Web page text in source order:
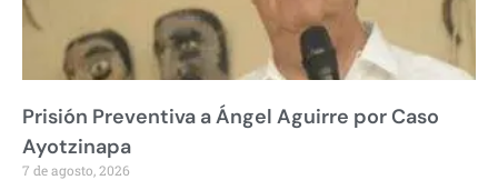
Prisión Preventiva a Ángel Aguirre por Caso
Ayotzinapa
7 de agosto, 2026